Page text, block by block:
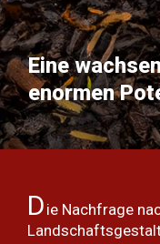
Eine
enormen
D ie Nachfrage